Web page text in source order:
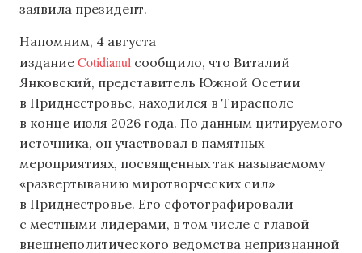
заявила президент.
Напомним, 4 августа
издание Cotidianul сообщило, что Виталий
Янковский, представитель Южной Осетии
в Приднестровье, находился в Тирасполе
в конце июля 2026 года. По данным цитируемого
источника, он участвовал в памятных
мероприятиях, посвященных так называемому
«развертыванию миротворческих сил»
в Приднестровье. Его сфотографировали
с местными лидерами, в том числе с главой
внешнеполитического ведомства непризнанной